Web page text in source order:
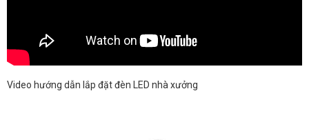
Video hướng dẫn lắp đặt đèn LED nhà xưởng